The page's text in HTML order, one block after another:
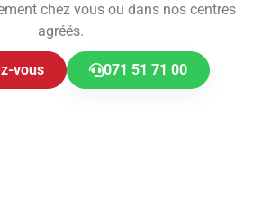
chez vous ou dans nos centres
agréés.
vous 071 51 71 00